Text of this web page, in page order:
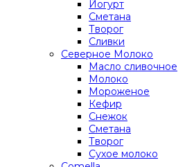
Йогурт
Сметана
Творог
Сливки
Северное Молоко
Масло сливочное
Молоко
Мороженое
Кефир
Снежок
Сметана
Творог
Сухое молоко